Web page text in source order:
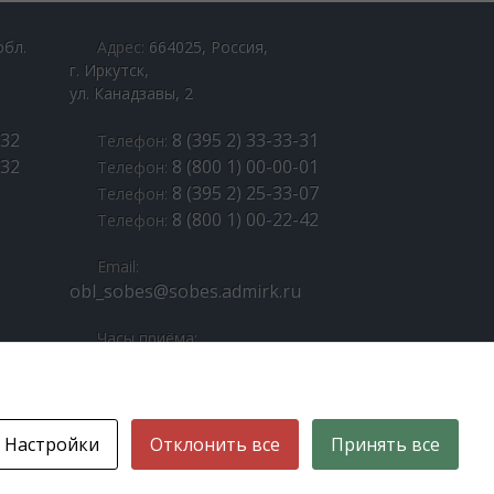
Адрес: 664025, Россия,
г. Иркутск,
ул. Канадзавы, 2
Телефон: 8 (395 2) 33-33-31
Телефон: 8 (800 1) 00-00-01
Телефон: 8 (395 2) 25-33-07
Телефон: 8 (800 1) 00-22-42
Email:
obl_sobes@sobes.admirk.ru
Часы приёма:
Настройки Отклонить все Принять все